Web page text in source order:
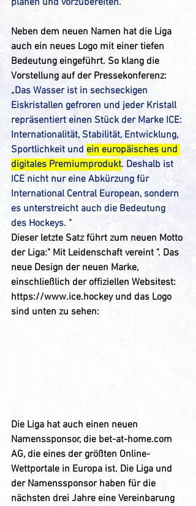
planen und vorzubereiten.”
Neben dem neuen Namen hat die Liga
auch ein neues Logo mit einer tiefen
Bedeutung eingeführt. So klang die
Vorstellung auf der Pressekonferenz:
„Das Wasser ist in sechseckigen
Eiskristallen gefroren und jeder Kristall
repräsentiert einen Stück der Marke ICE:
Internationalität, Stabilität, Entwicklung,
Sportlichkeit und ein europäisches und
digitales Premiumprodukt. Deshalb ist
ICE nicht nur eine Abkürzung für
International Central European, sondern
es unterstreicht auch die Bedeutung
des Hockeys. "
Dieser letzte Satz führt zum neuen Motto
der Liga:" Mit Leidenschaft vereint ". Das
neue Design der neuen Marke,
einschließlich der offiziellen Websitest:
https://www.ice.hockey und das Logo
sind unten zu sehen:
Die Liga hat auch einen neuen
Namenssponsor, die bet-at-home.com
AG, die eines der größten Online-
Wettportale in Europa ist. Die Liga und
der Namenssponsor haben für die
nächsten drei Jahre eine Vereinbarung